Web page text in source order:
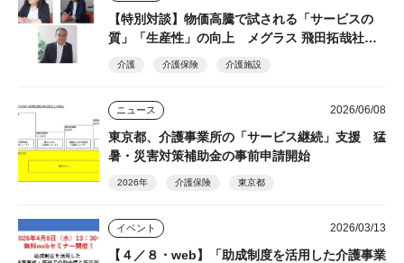
【特別対談】物価高騰で試される「サービスの
質」「生産性」の向上 メグラス 飛田拓哉社長/
ユニ・チャーム メンリッケ 森田徹社長
介護 介護保険 介護施設
ニュース 2026/06/08
東京都、介護事業所の「サービス継続」支援 猛
暑・災害対策補助金の事前申請開始
2026年 介護保険 東京都
イベント 2026/03/13
【４／８・web】「助成制度を活用した介護事業